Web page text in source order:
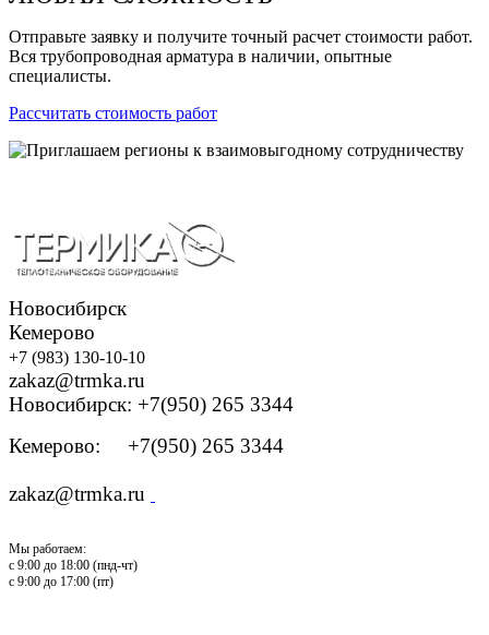
Отправьте заявку и получите точный расчет стоимости работ.
Вся трубопроводная арматура в наличии, опытные
специалисты.
Рассчитать стоимость работ
Новосибирск
Кемерово
+7 (983) 130-10-10
zakaz@trmka.ru
Новосибирск: +7(950) 265 3344
Кемерово: +7(950) 265 3344
zakaz@trmka.ru
Мы работаем:
с 9:00 до 18:00 (пнд-чт)
с 9:00 до 17:00 (пт)